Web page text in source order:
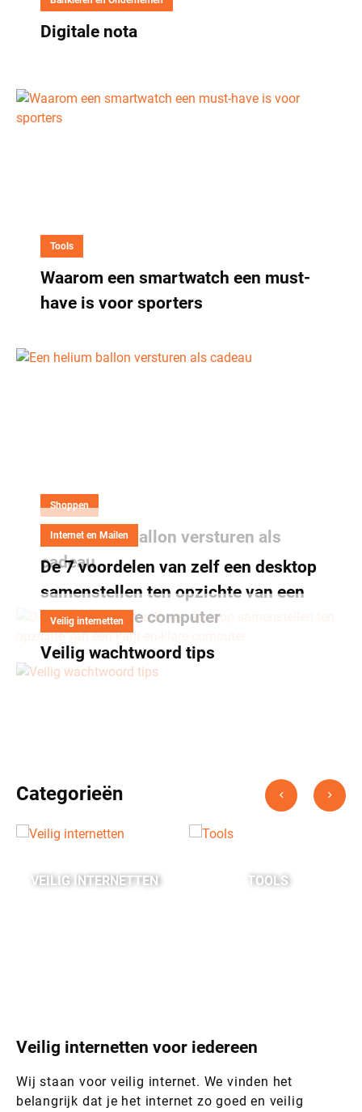
Digitale nota
Tools
Waarom een smartwatch een must-
have is voor sporters
Shoppen
Een helium ballon versturen als
cadeau
Internet en Mailen
De 7 voordelen van zelf een desktop
samenstellen ten opzichte van een
kant-en-klare computer
Veilig internetten
Veilig wachtwoord tips
Categorieën
TOOLS SHOPPEN
Veilig internetten voor iedereen
Wij staan voor veilig internet. We vinden het
belangrijk dat je het internet zo goed en veilig